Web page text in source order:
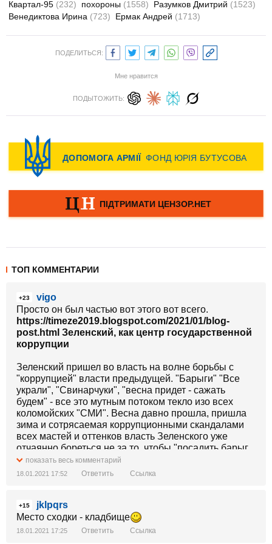
Квартал-95 (232) похороны (1558) Разумков Дмитрий (1523)
Венедиктова Ирина (723) Ермак Андрей (1713)
ПОДЕЛИТЬСЯ:
Мне нравится
ПОДЫТОЖИТЬ:
ТОП КОММЕНТАРИИ
+23
vigo
Просто он был частью вот этого вот всего.
https://timeze2019.blogspot.com/2021/01/blog-
post.html Зеленский, как центр государственной
коррупции
Зеленский пришел во власть на волне борьбы с
"коррупцией" власти предыдущей. "Барыги" "Все
украли", "Свинарчуки", "весна придет - сажать
будем" - все это мутным потоком текло изо всех
коломойских "СМИ". Весна давно прошла, пришла
зима и сотрясаемая коррупционными скандалами
всех мастей и оттенков власть Зеленского уже
отчаянно бореться не за то, чтобы "посадить барыг
Порошенко", а за то чтобы не дать посадить своих
барыг, торгующими должностями и законами как
теневыми схемами и источниками финансирования
своей избирательной кампании, щедро оплачивая
из них услуги и мероприятия. Все об этом знает не
показать весь комментарий
18.01.2021 17:52 Ответить Ссылка
+15
jklpqrs
Место сходки - кладбище
18.01.2021 17:25 Ответить Ссылка